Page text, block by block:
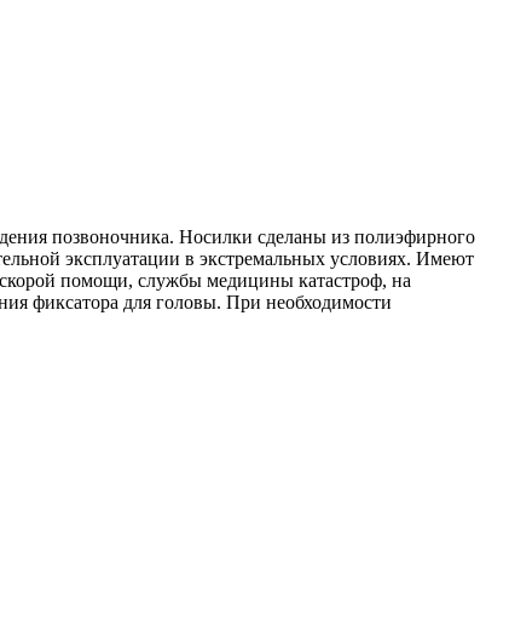
позвоночника. Носилки сделаны из полиэфирного
эксплуатации в экстремальных условиях. Имеют
скорой помощи, службы медицины катастроф, на
фиксатора для головы. При необходимости